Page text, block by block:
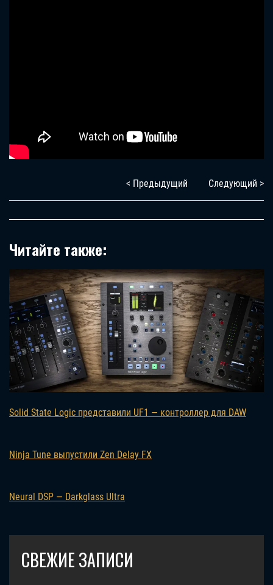
< Предыдущий Следующий >
Читайте также:
Solid State Logic представили UF1 — контроллер для DAW
Ninja Tune выпустили Zen Delay FX
Neural DSP — Darkglass Ultra
СВЕЖИЕ ЗАПИСИ